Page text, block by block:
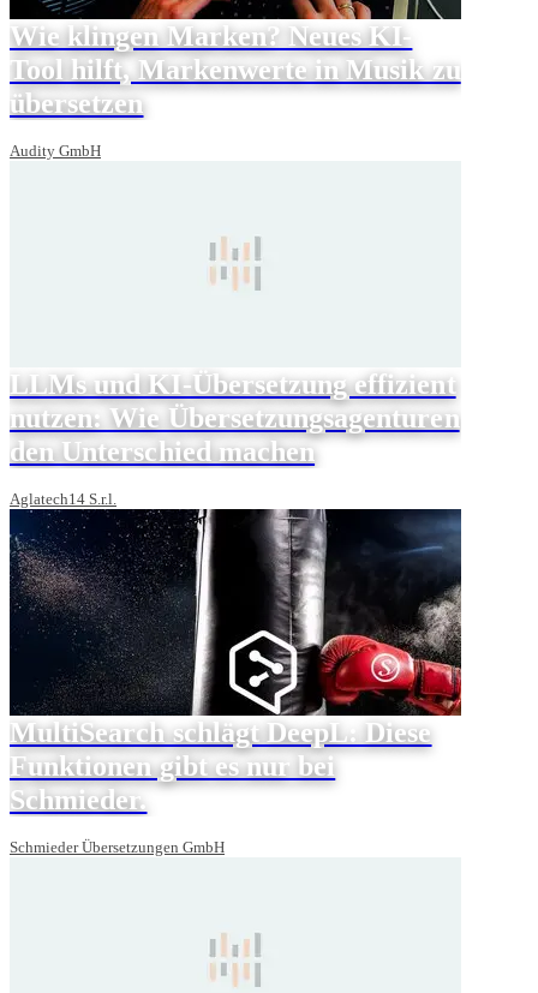
Wie klingen Marken? Neues KI-
Tool hilft, Markenwerte in Musik zu
übersetzen
Audity GmbH
LLMs und KI-Übersetzung effizient
nutzen: Wie Übersetzungsagenturen
den Unterschied machen
Aglatech14 S.r.l.
MultiSearch schlägt DeepL: Diese
Funktionen gibt es nur bei
Schmieder.
Schmieder Übersetzungen GmbH